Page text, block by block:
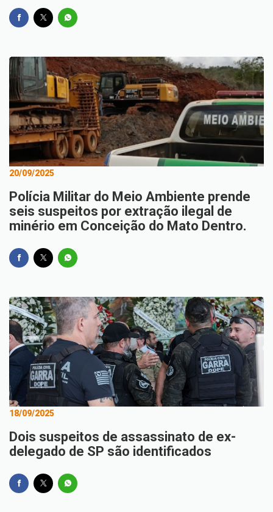
20/09/2025
Polícia Militar do Meio Ambiente prende
seis suspeitos por extração ilegal de
minério em Conceição do Mato Dentro.
18/09/2025
Dois suspeitos de assassinato de ex-
delegado de SP são identificados